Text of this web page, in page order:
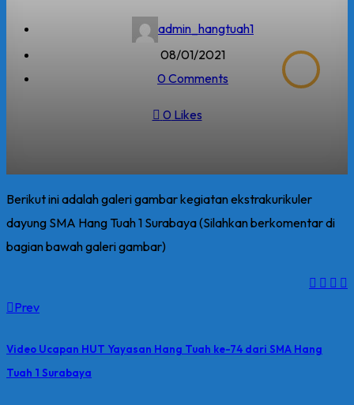
admin_hangtuah1
08/01/2021
0 Comments
0 Likes
Berikut ini adalah galeri gambar kegiatan ekstrakurikuler
dayung SMA Hang Tuah 1 Surabaya (Silahkan berkomentar di
bagian bawah galeri gambar)
Prev
Video Ucapan HUT Yayasan Hang Tuah ke-74 dari SMA Hang
Tuah 1 Surabaya